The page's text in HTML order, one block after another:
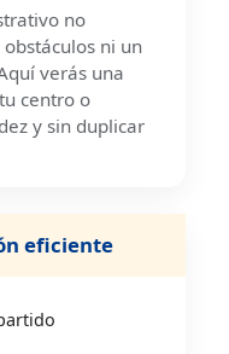
no
ni un
verás una
centro o
y sin duplicar
eficiente